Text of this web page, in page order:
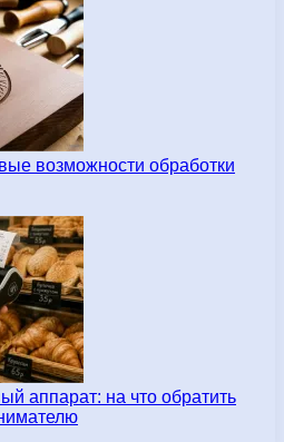
возможности обработки
аппарат: на что обратить